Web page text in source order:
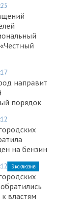
направит
порядок
на бензин
Эксклюзив
властям